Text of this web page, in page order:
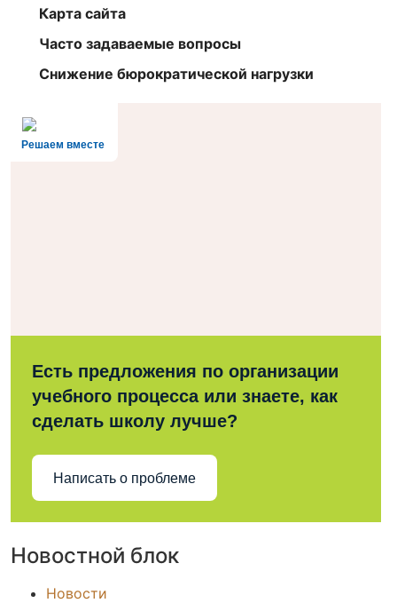
Карта сайта
Часто задаваемые вопросы
Снижение бюрократической нагрузки
Решаем вместе
Есть предложения по организации
учебного процесса или знаете, как
сделать школу лучше?
Написать о проблеме
Новостной блок
Новости